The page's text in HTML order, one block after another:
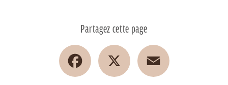
Partagez cette page
Facebook